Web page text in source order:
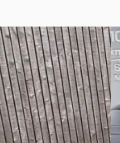
·2021
Rubicon Sky One Touch Top
mnd
km · Hybride · Automaat
D